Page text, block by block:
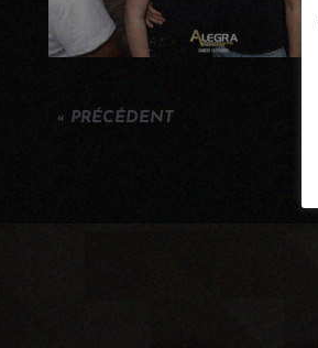
« PRÉCÉDENT